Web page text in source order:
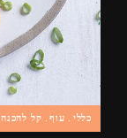
כללי עוף קל להכנה